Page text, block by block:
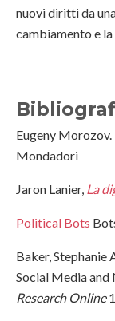
nuovi diritti da
cambiamento e
Eugeny Morozov.
Mondadori
Jaron Lanier, La
Political Bots
Baker, Stephanie
Social Media and
Research Online